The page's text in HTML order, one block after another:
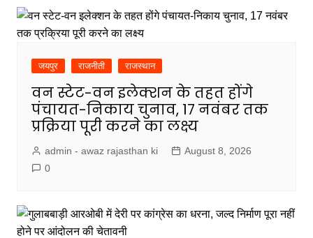
जयपुर राजनीती राजस्थान
वन स्टेट-वन इलेक्शन के तहत होंगे
पंचायत-निकाय चुनाव, 17 नवंबर तक
प्रक्रिया पूरी करने का लक्ष्य
admin - awaz rajasthan ki
August 8, 2026
0